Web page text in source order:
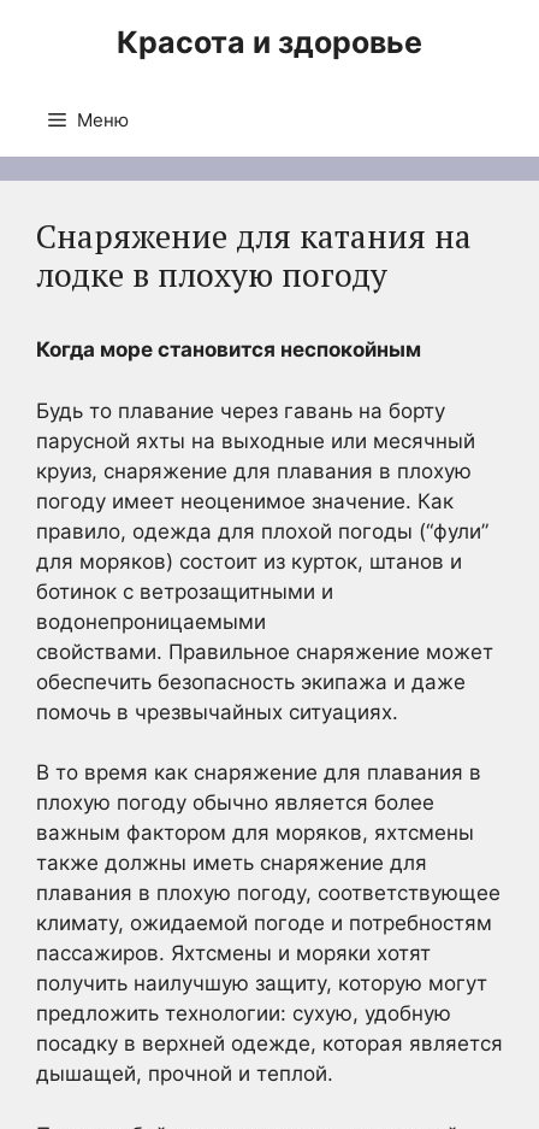
Красота и здоровье
Меню
Снаряжение для катания на
лодке в плохую погоду
Когда море становится неспокойным
Будь то плавание через гавань на борту
парусной яхты на выходные или месячный
круиз, снаряжение для плавания в плохую
погоду имеет неоценимое значение. Как
правило, одежда для плохой погоды (“фули”
для моряков) состоит из курток, штанов и
ботинок с ветрозащитными и
водонепроницаемыми
свойствами. Правильное снаряжение может
обеспечить безопасность экипажа и даже
помочь в чрезвычайных ситуациях.
В то время как снаряжение для плавания в
плохую погоду обычно является более
важным фактором для моряков, яхтсмены
также должны иметь снаряжение для
плавания в плохую погоду, соответствующее
климату, ожидаемой погоде и потребностям
пассажиров. Яхтсмены и моряки хотят
получить наилучшую защиту, которую могут
предложить технологии: сухую, удобную
посадку в верхней одежде, которая является
дышащей, прочной и теплой.